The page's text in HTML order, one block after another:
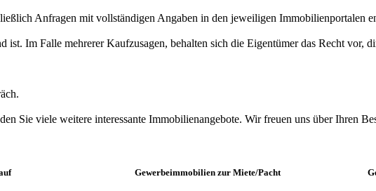
Anfragen mit vollständigen Angaben in den jeweiligen Immobilienportalen
Im Falle mehrerer Kaufzusagen, behalten sich die Eigentümer das Recht vor,
Sie viele weitere interessante Immobilienangebote. Wir freuen uns über Ihren
Gewerbeimmobilien zur Miete/Pacht